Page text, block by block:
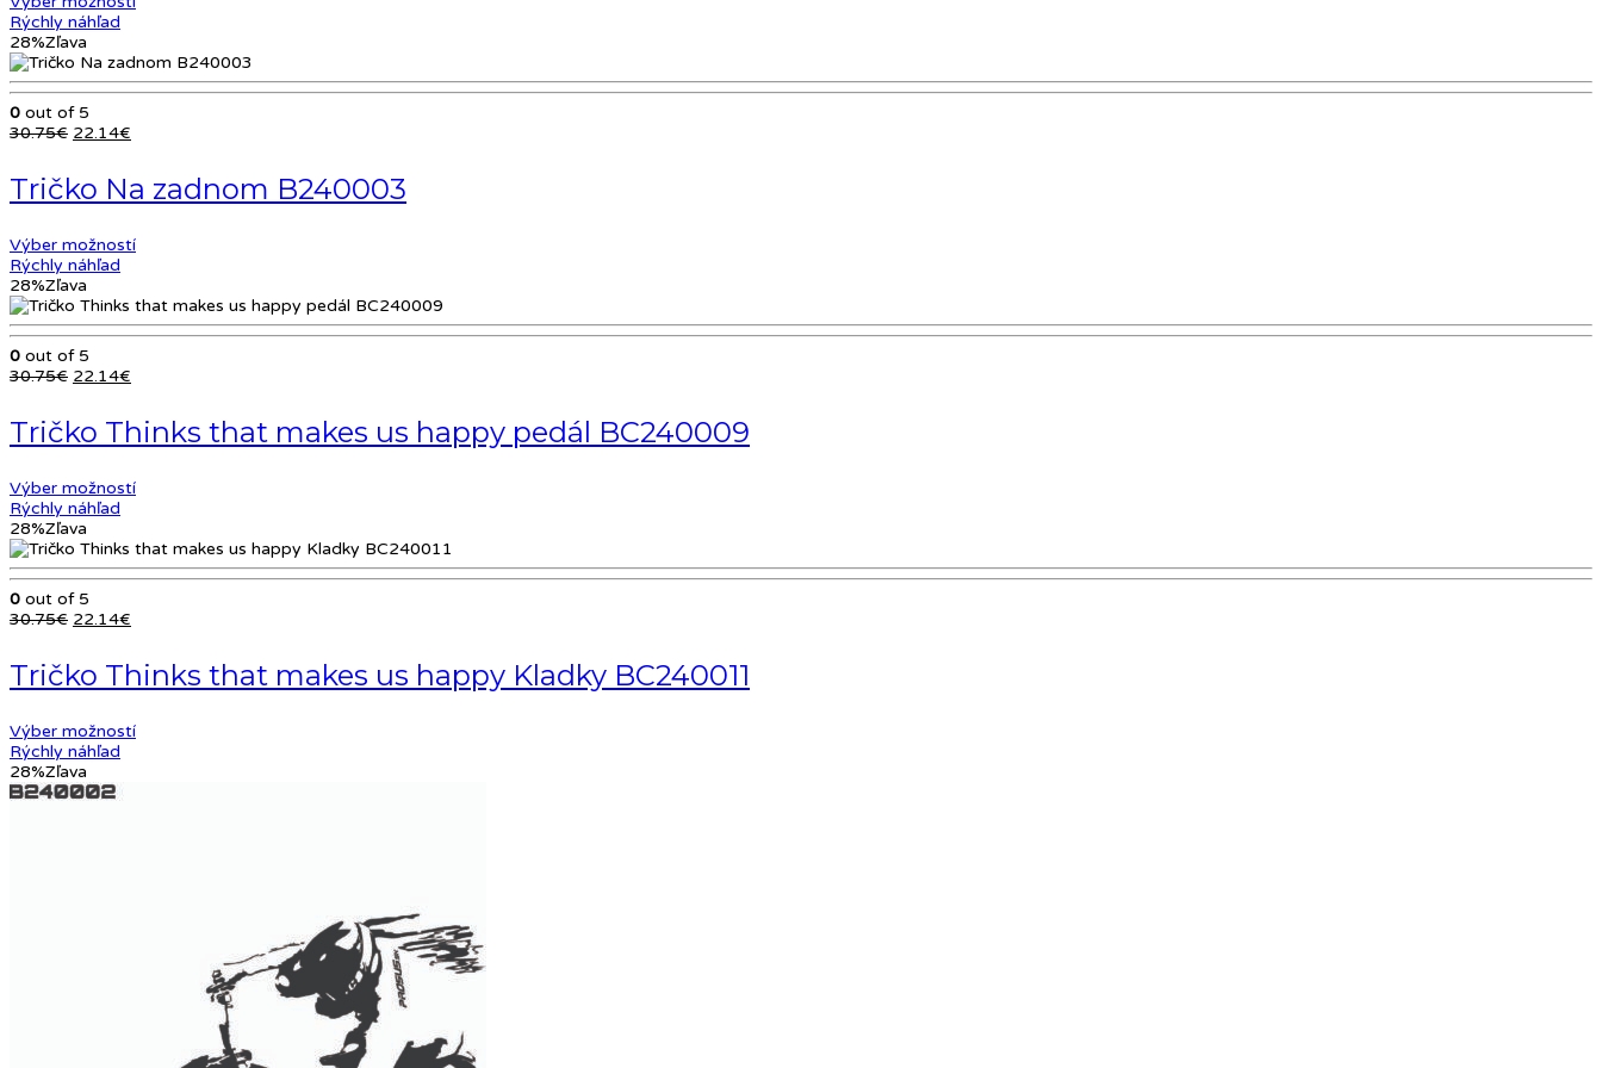
Rýchly náhľad
28%Zľava
0 out of 5
30.75€ Pôvodná
30.75€.
22.14€
22.14€.
Tričko Na zadnom B240003
Výber možností
Rýchly náhľad
28%Zľava
0 out of 5
30.75€ Pôvodná
30.75€.
22.14€
22.14€.
Tričko Thinks that makes us happy pedál BC240009
Výber možností
Rýchly náhľad
28%Zľava
0 out of 5
30.75€ Pôvodná
30.75€.
22.14€
22.14€.
Tričko Thinks that makes us happy Kladky BC240011
Výber možností
Rýchly náhľad
28%Zľava